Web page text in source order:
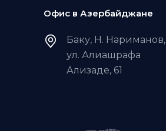
Офис в Азербайджане
Баку, Н. Нариманов,
ул. Алиашрафа
Ализаде, 61